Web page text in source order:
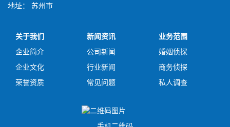
地址： 苏州市
关于我们
企业简介
企业文化
荣誉资质
新闻资讯
公司新闻
行业新闻
常见问题
业务范围
婚姻侦探
商务侦探
私人调查